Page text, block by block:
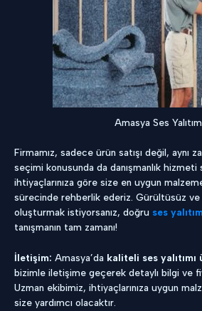
Amasya Ses
Firmamız, sadece ürün satışı değil, aynı
seçimi konusunda da danışmanlık hizmeti
ihtiyaçlarınıza göre size en uygun
sürecinde rehberlik ederiz. Gürültüsüz ve
oluşturmak istiyorsanız, doğru ses
tanışmanın tam zamanı!
İletişim: Amasya’da kaliteli ses yalıtımı
bizimle iletişime geçerek detaylı bilgi ve
Uzman ekibimiz, ihtiyaçlarınıza uygun
size yardımcı olacaktır.